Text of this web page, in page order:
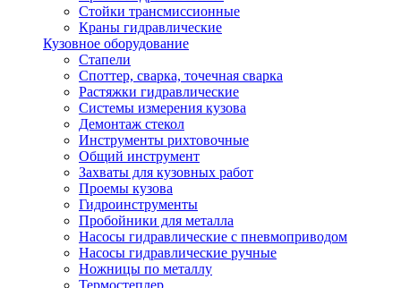
Стойки трансмиссионные
Краны гидравлические
Кузовное оборудование
Стапели
Споттер, сварка, точечная сварка
Растяжки гидравлические
Системы измерения кузова
Демонтаж стекол
Инструменты рихтовочные
Общий инструмент
Захваты для кузовных работ
Проемы кузова
Гидроинструменты
Пробойники для металла
Насосы гидравлические с пневмоприводом
Насосы гидравлические ручные
Ножницы по металлу
Термостеплер